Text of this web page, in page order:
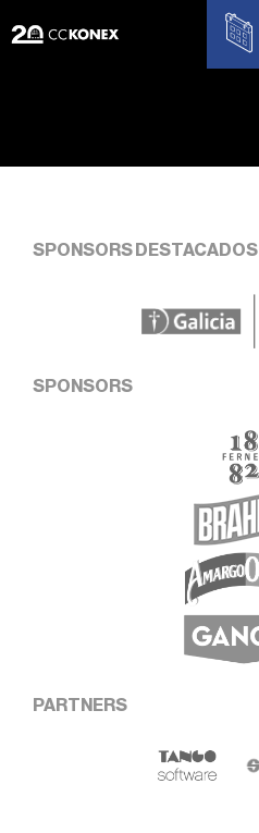
SPONSORS DESTACADOS
SPONSORS
PARTNERS